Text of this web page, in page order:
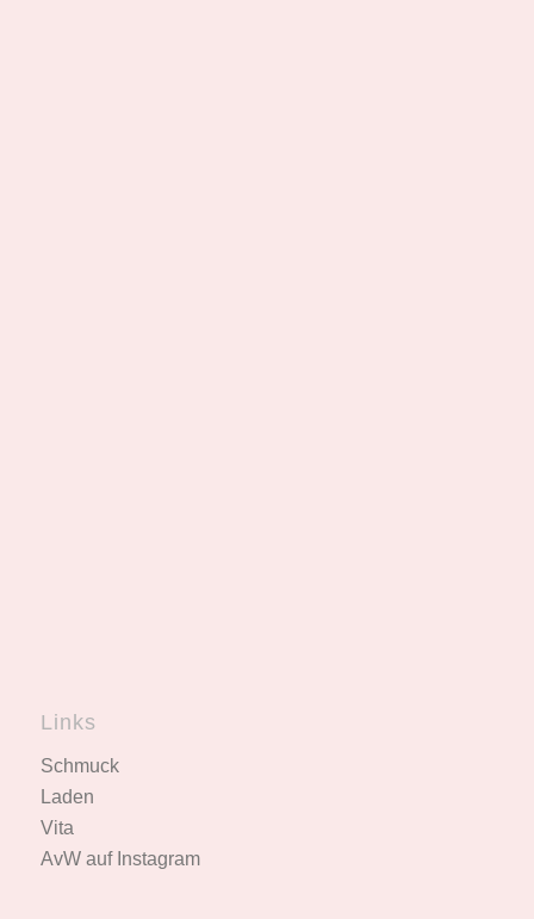
Links
Schmuck
Laden
Vita
AvW auf Instagram